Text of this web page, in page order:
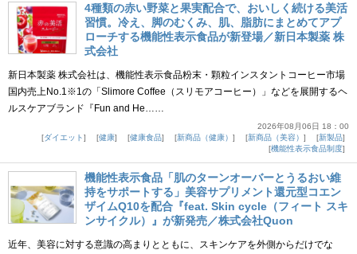
4種類の赤い野菜と果実配合で、おいしく続ける美活
習慣。冷え、脚のむくみ、肌、脂肪にまとめてアプ
ローチする機能性表示食品が新登場／新日本製薬 株
式会社
新日本製薬 株式会社は、機能性表示食品粉末・顆粒インスタントコーヒー市場
国内売上No.1※1の「Slimore Coffee（スリモアコーヒー）」などを展開するヘ
ルスケアブランド『Fun and He……
2026年08月06日 18：00
ダイエット
健康 健康食品 新商品（健康） 新商品（美容）
新製品
機能性表示食品制度
機能性表示食品「肌のターンオーバーとうるおい維
持をサポートする」美容サプリメント還元型コエン
ザイムQ10を配合『feat. Skin cycle（フィート スキ
ンサイクル）』が新発売／株式会社Quon
近年、美容に対する意識の高まりとともに、スキンケアを外側からだけでな